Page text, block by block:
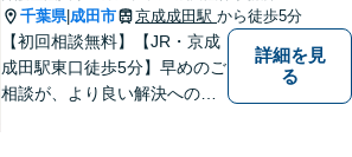
かし地域の法律問題をサポー
トいたします。
千葉県| 成田市 京成成田駅 から徒歩5分
【初回相談無料】【JR・京成
成田駅東口徒歩5分】早めのご
相談が、より良い解決への第
詳細を見
る